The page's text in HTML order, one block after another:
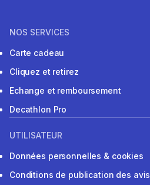
NOS SERVICES
Carte cadeau
Cliquez et retirez
Echange et remboursement
Decathlon Pro
UTILISATEUR
Données personnelles & cookies
Conditions de publication des avis